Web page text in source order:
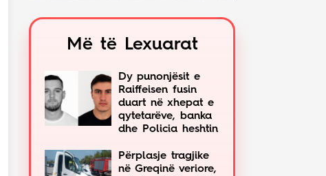
Më të Lexuarat
Dy punonjësit e
Raiffeisen fusin
duart në xhepat e
qytetarëve, banka
dhe Policia heshtin
Përplasje tragjike
në Greqinë veriore,